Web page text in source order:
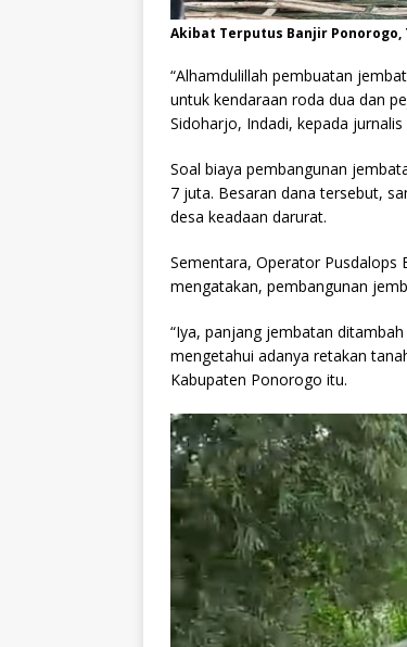
Akibat Terputus Banjir Ponorogo,
“Alhamdulillah pembuatan
untuk kendaraan roda dua dan
Sidoharjo, Indadi, kepada
Soal biaya pembangunan
7 juta. Besaran dana tersebut,
desa keadaan darurat.
Sementara, Operator
mengatakan, pembangunan
“Iya, panjang jembatan
mengetahui adanya retakan
Kabupaten Ponorogo itu.